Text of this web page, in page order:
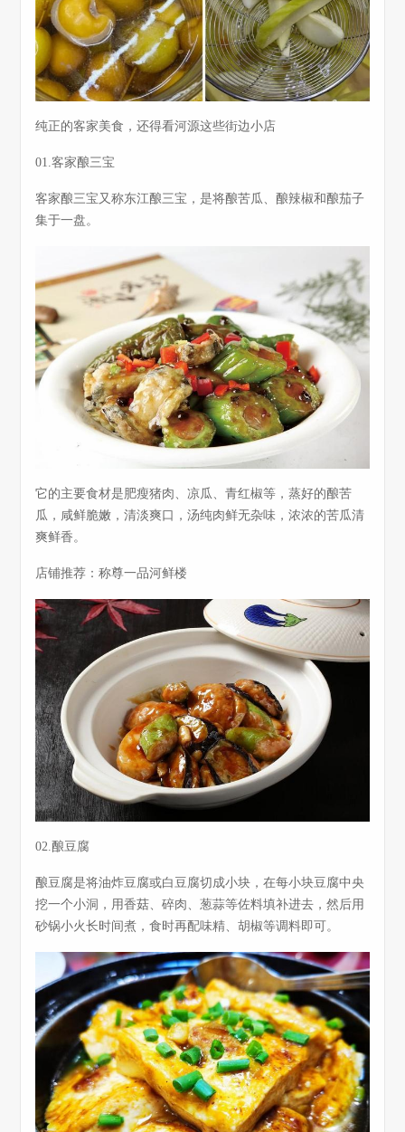
纯正的客家美食，还得看河源这些街边小店
01.客家酿三宝
客家酿三宝又称东江酿三宝，是将酿苦瓜、酿辣椒和酿茄子
集于一盘。
它的主要食材是肥瘦猪肉、凉瓜、青红椒等，蒸好的酿苦
瓜，咸鲜脆嫩，清淡爽口，汤纯肉鲜无杂味，浓浓的苦瓜清
爽鲜香。
店铺推荐：称尊一品河鲜楼
02.酿豆腐
酿豆腐是将油炸豆腐或白豆腐切成小块，在每小块豆腐中央
挖一个小洞，用香菇、碎肉、葱蒜等佐料填补进去，然后用
砂锅小火长时间煮，食时再配味精、胡椒等调料即可。